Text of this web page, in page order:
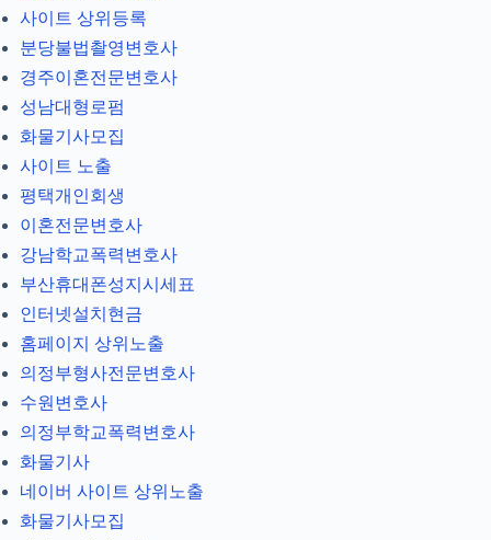
사이트 상위등록
분당불법촬영변호사
경주이혼전문변호사
성남대형로펌
화물기사모집
사이트 노출
평택개인회생
이혼전문변호사
강남학교폭력변호사
부산휴대폰성지시세표
인터넷설치현금
홈페이지 상위노출
의정부형사전문변호사
수원변호사
의정부학교폭력변호사
화물기사
네이버 사이트 상위노출
화물기사모집